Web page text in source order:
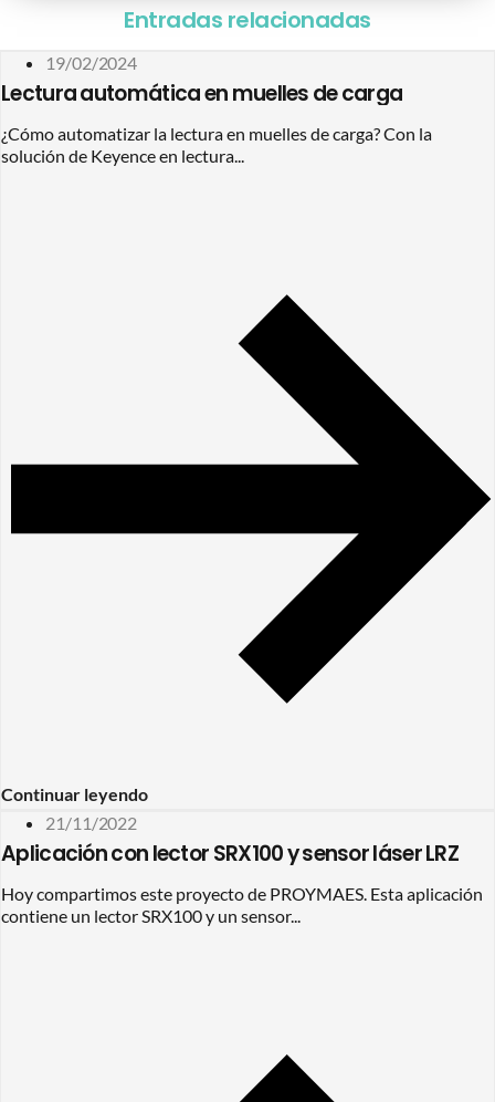
Entradas relacionadas
19/02/2024
Lectura automática en muelles de carga
¿Cómo automatizar la lectura en muelles de carga? Con la
solución de Keyence en lectura...
Continuar leyendo
21/11/2022
Aplicación con lector SRX100 y sensor láser LRZ
Hoy compartimos este proyecto de PROYMAES. Esta aplicación
contiene un lector SRX100 y un sensor...